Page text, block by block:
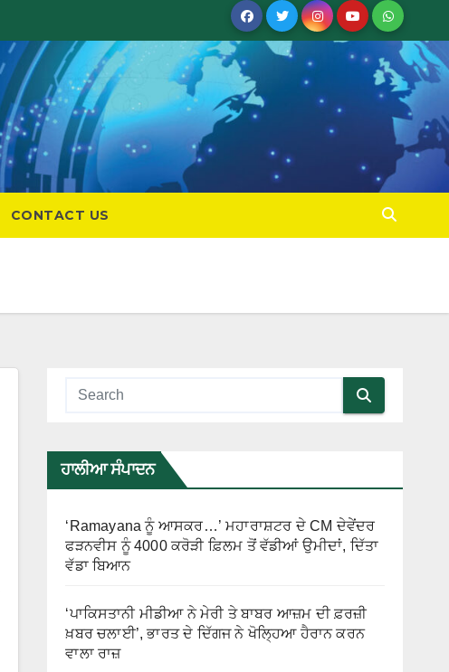
CONTACT US
ਹਾਲੀਆ ਸੰਪਾਦਨ
‘Ramayana ਨੂੰ ਆਸਕਰ…’ ਮਹਾਰਾਸ਼ਟਰ ਦੇ CM ਦੇਵੇਂਦਰ
ਫੜਨਵੀਸ ਨੂੰ 4000 ਕਰੋੜੀ ਫ਼ਿਲਮ ਤੋਂ ਵੱਡੀਆਂ ਉਮੀਦਾਂ, ਦਿੱਤਾ
ਵੱਡਾ ਬਿਆਨ
‘ਪਾਕਿਸਤਾਨੀ ਮੀਡੀਆ ਨੇ ਮੇਰੀ ਤੇ ਬਾਬਰ ਆਜ਼ਮ ਦੀ ਫ਼ਰਜ਼ੀ
ਖ਼ਬਰ ਚਲਾਈ’, ਭਾਰਤ ਦੇ ਦਿੱਗਜ ਨੇ ਖੋਲ੍ਹਿਆ ਹੈਰਾਨ ਕਰਨ
ਵਾਲਾ ਰਾਜ਼